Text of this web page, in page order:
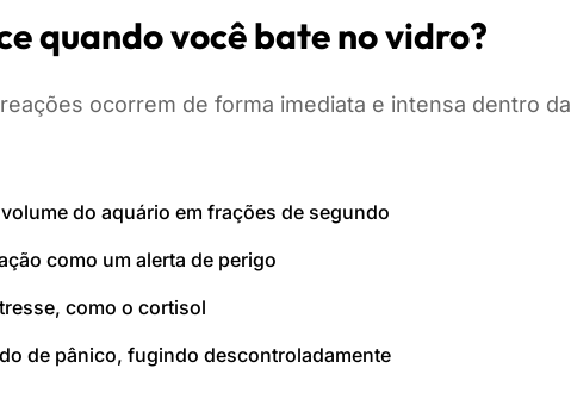
quando você bate no vidro?
ocorrem de forma imediata e intensa dentro da
do aquário em frações de segundo
como um alerta de perigo
como o cortisol
de pânico, fugindo descontroladamente